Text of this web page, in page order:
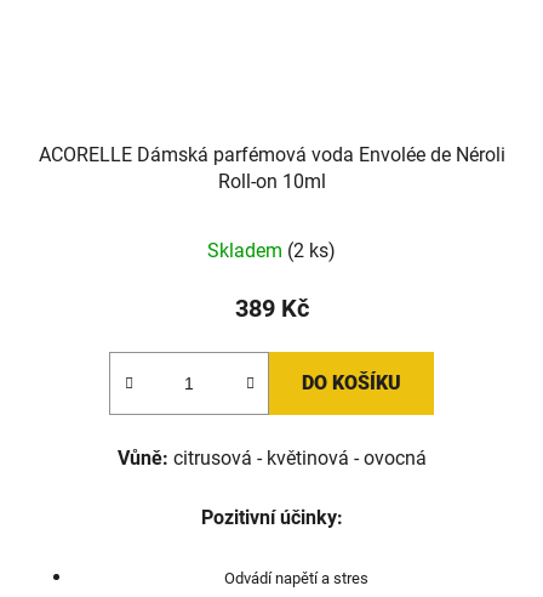
ACORELLE Dámská parfémová voda Envolée de Néroli
Roll-on 10ml
Skladem (2 ks)
389 Kč
DO KOŠÍKU
Vůně: citrusová - květinová - ovocná
Pozitivní účinky:
Odvádí napětí a stres